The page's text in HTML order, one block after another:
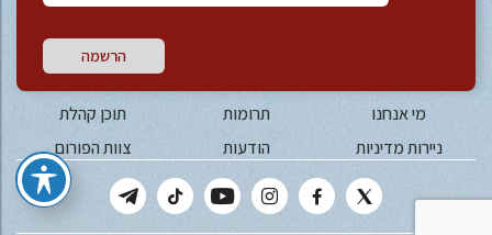
הרשמה
מי אנחנו תרומות
תוכן קהלת
ניירות מדיניות
הודעות צוות הפורום